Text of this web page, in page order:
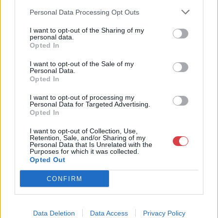
Personal Data Processing Opt Outs
I want to opt-out of the Sharing of my
personal data.
Opted In
I want to opt-out of the Sale of my
Personal Data.
Opted In
I want to opt-out of processing my
Personal Data for Targeted Advertising.
Opted In
I want to opt-out of Collection, Use,
Retention, Sale, and/or Sharing of my
Personal Data that Is Unrelated with the
Purposes for which it was collected.
Opted Out
CONFIRM
Data Deletion Data Access Privacy Policy
és árverési központtá vált. . Hazánk legnagyobb
felkészült munkatársai a hét hat napján állnak a műtárgyat
eladni, vagy venni kívánók rendelkezésére.
GALÉRIA TOVÁBBI MŰTÁRGYAI
KAPCSOLÓDÓ MŰTÁRGYAK